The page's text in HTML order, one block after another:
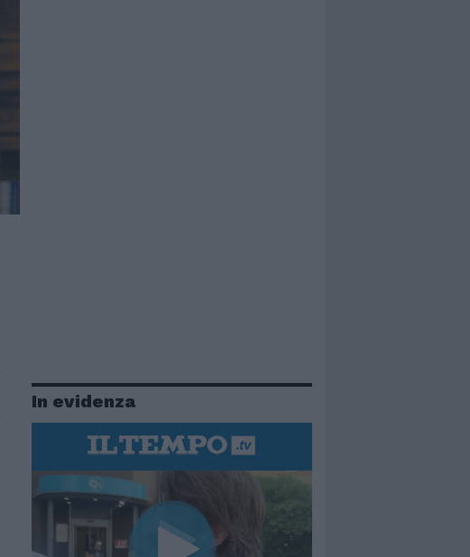
In evidenza